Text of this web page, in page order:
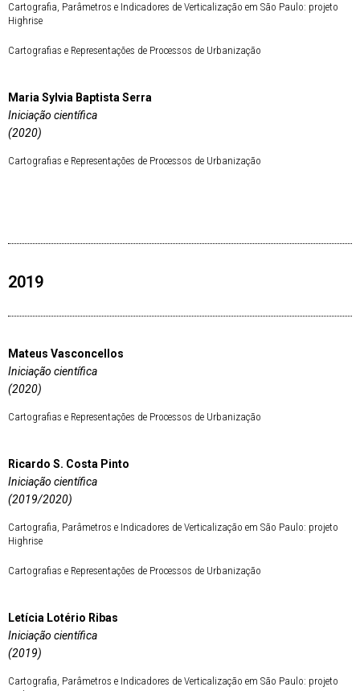
Cartografia, Parâmetros e Indicadores de Verticalização em São Paulo: projeto
Highrise
Cartografias e Representações de Processos de Urbanização
Maria Sylvia Baptista Serra
Iniciação científica
(2020)
Cartografias e Representações de Processos de Urbanização
2019
Mateus Vasconcellos
Iniciação científica
(2020)
Cartografias e Representações de Processos de Urbanização
Ricardo S. Costa Pinto
Iniciação científica
(2019/2020)
Cartografia, Parâmetros e Indicadores de Verticalização em São Paulo: projeto
Highrise
Cartografias e Representações de Processos de Urbanização
Letícia Lotério Ribas
Iniciação científica
(2019)
Cartografia, Parâmetros e Indicadores de Verticalização em São Paulo: projeto